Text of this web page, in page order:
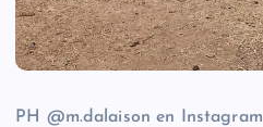
PH @m.dalaison en Instagram